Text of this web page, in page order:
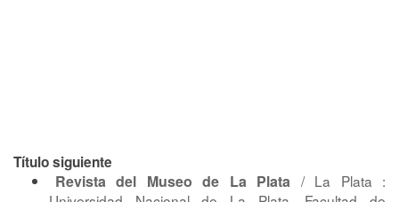
Título siguiente
Revista del Museo de La Plata / La Plata :